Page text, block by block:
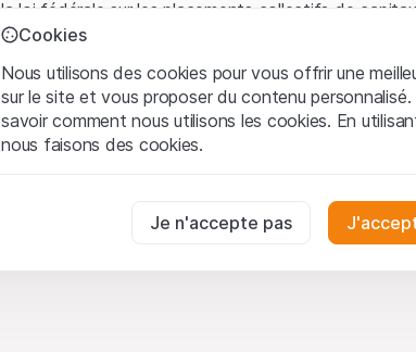
la loi fédérale sur les placements collectifs de
l'Autorité fédérale de surveillance des marchés
Conditions d'utilisation et informations juridiques
En utilisant le Site Web de Leonteq Securities AG
avez compris et que vous acceptez les informations
Tous les droits de propriété intellectuelle (par
Cookies
Nous utilisons des cookies pour vous offrir une
sur le site et vous proposer du contenu
savoir comment nous utilisons les cookies. En
nous faisons des cookies.
Ces cookies sont nécessaires au bon fonctionnement
Je n'accepte pas